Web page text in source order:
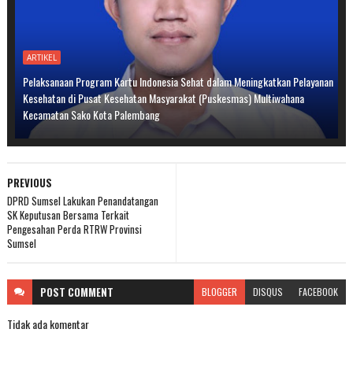
ARTIKEL
Pelaksanaan Program Kartu Indonesia Sehat dalam Meningkatkan Pelayanan
Kesehatan di Pusat Kesehatan Masyarakat (Puskesmas) Multiwahana
Kecamatan Sako Kota Palembang
PREVIOUS
DPRD Sumsel Lakukan Penandatangan
SK Keputusan Bersama Terkait
Pengesahan Perda RTRW Provinsi
Sumsel
POST COMMENT BLOGGER DISQUS FACEBOOK
Tidak ada komentar